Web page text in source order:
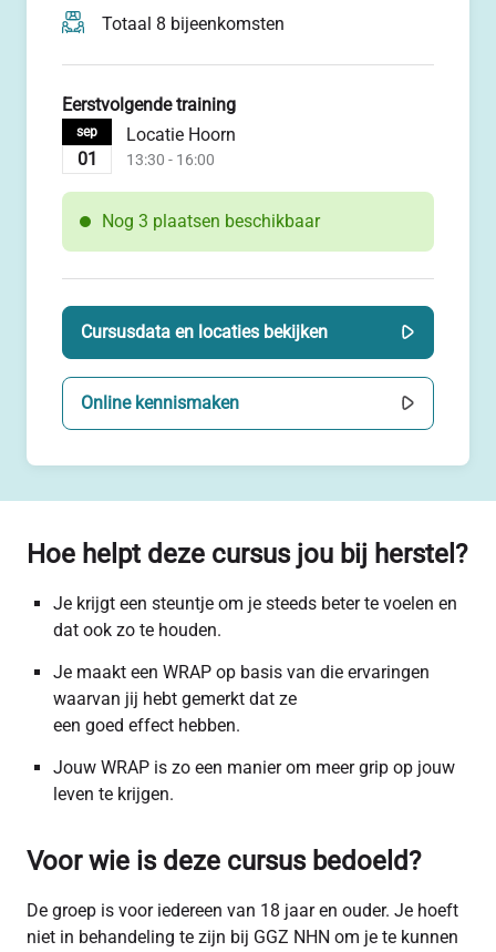
Totaal 8 bijeenkomsten
Eerstvolgende training
sep
01
Locatie Hoorn
13:30 - 16:00
Nog 3 plaatsen beschikbaar
Cursusdata en locaties bekijken
Online kennismaken
Hoe helpt deze cursus jou bij herstel?
Je krijgt een steuntje om je steeds beter te voelen en
dat ook zo te houden.
Je maakt een WRAP op basis van die ervaringen
waarvan jij hebt gemerkt dat ze
een goed effect hebben.
Jouw WRAP is zo een manier om meer grip op jouw
leven te krijgen.
Voor wie is deze cursus bedoeld?
De groep is voor iedereen van 18 jaar en ouder. Je hoeft
niet in behandeling te zijn bij GGZ NHN om je te kunnen